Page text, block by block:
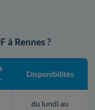
à Rennes ?
Disponibilités
du lundi au